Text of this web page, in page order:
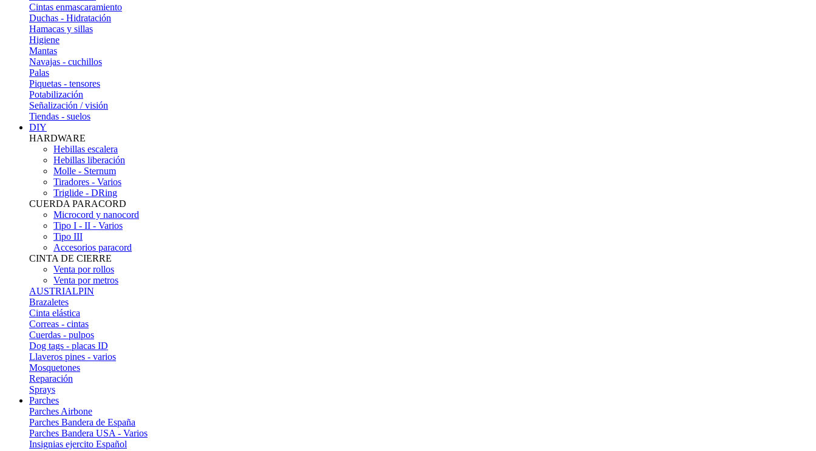
Cintas enmascaramiento
Duchas - Hidratación
Hamacas y sillas
Higiene
Mantas
Navajas - cuchillos
Palas
Piquetas - tensores
Potabilización
Señalización / visión
Tiendas - suelos
DIY
HARDWARE
Hebillas escalera
Hebillas liberación
Molle - Sternum
Tiradores - Varios
Triglide - DRing
CUERDA PARACORD
Microcord y nanocord
Tipo I - II - Varios
Tipo III
Accesorios paracord
CINTA DE CIERRE
Venta por rollos
Venta por metros
AUSTRIALPIN
Brazaletes
Cinta elástica
Correas - cintas
Cuerdas - pulpos
Dog tags - placas ID
Llaveros pines - varios
Mosquetones
Reparación
Sprays
Parches
Parches Airbone
Parches Bandera de España
Parches Bandera USA - Varios
Insignias ejercito Español